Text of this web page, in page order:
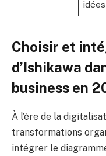
idées
Choisir et
d’Ishikawa
business en
À l’ère de la
transformations
intégrer le